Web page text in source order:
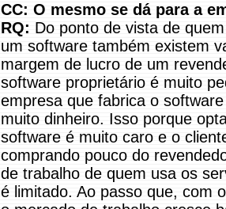
CC: O mesmo se dá para a
RQ: Do ponto de vista de
um software também existem
margem de lucro de um
software proprietário é muito
empresa que fabrica o
muito dinheiro. Isso porque
software é muito caro e o
comprando pouco do
de trabalho de quem usa os
é limitado. Ao passo que, com